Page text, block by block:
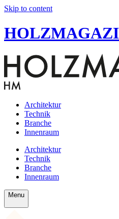
Skip to content
Architektur
Technik
Branche
Innenraum
Architektur
Technik
Branche
Innenraum
Menu